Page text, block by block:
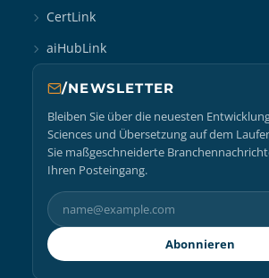
CertLink
aiHubLink
/NEWSLETTER
Bleiben Sie über die neuesten
Sciences und Übersetzung auf dem
Sie maßgeschneiderte
Ihren Posteingang.
Abonnieren